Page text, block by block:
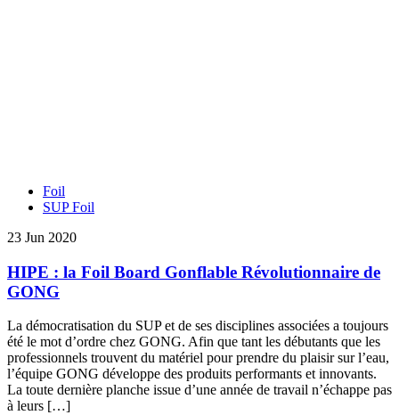
Foil
SUP Foil
23 Jun 2020
HIPE : la Foil Board Gonflable Révolutionnaire de
GONG
La démocratisation du SUP et de ses disciplines associées a toujours
été le mot d’ordre chez GONG. Afin que tant les débutants que les
professionnels trouvent du matériel pour prendre du plaisir sur l’eau,
l’équipe GONG développe des produits performants et innovants.
La toute dernière planche issue d’une année de travail n’échappe pas
à leurs […]